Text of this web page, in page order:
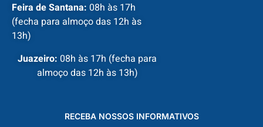
Feira de Santana: 08h às 17h
(fecha para almoço das 12h às
13h)
Juazeiro: 08h às 17h (fecha para
almoço das 12h às 13h)
RECEBA NOSSOS INFORMATIVOS